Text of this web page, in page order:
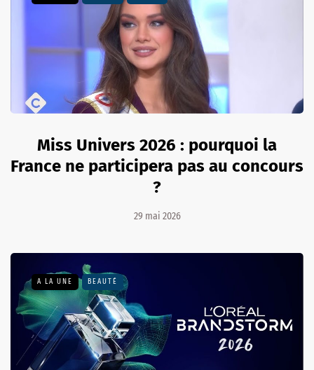
Miss Univers 2026 : pourquoi la
France ne participera pas au concours
?
29 mai 2026
A LA UNE BEAUTÉ